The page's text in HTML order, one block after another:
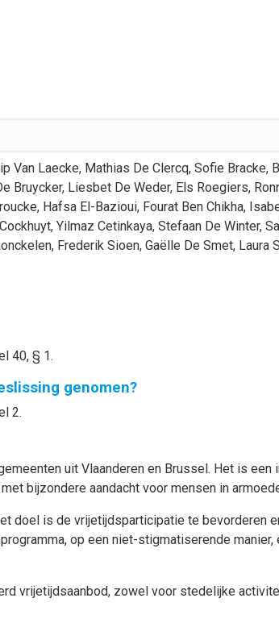
Van Laecke, Mathias De Clercq, Sofie Bracke,
Bruycker, Liesbet De Weder, Els Roegiers,
, Hafsa El-Bazioui, Fourat Ben Chikha,
Cockhuyt, Yilmaz Cetinkaya, Stefaan De Winter,
, Frederik Sioen, Gaëlle De Smet, Laura
40, § 1.
genomen?
2.
uit Vlaanderen en Brussel. Het is
bijzondere aandacht voor mensen in
doel is de vrijetijdsparticipatie te bevorderen
op een niet-stigmatiserende
vrijetijdsaanbod, zowel voor stedelijke